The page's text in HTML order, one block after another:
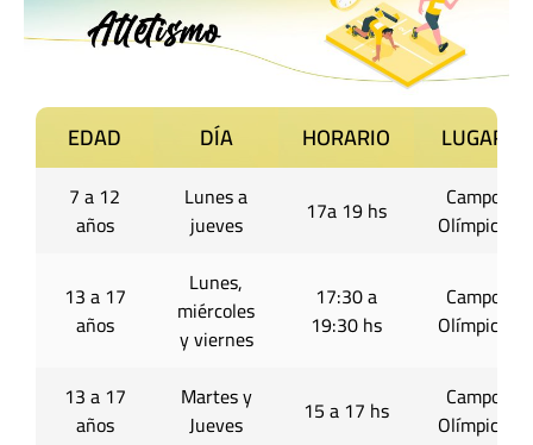
EDAD DÍA HORARIO LUGAR
7 a 12
años
Lunes a
jueves
17a 19 hs
Campo
Olímpico
13 a 17
años
Lunes,
miércoles
y viernes
17:30 a
19:30 hs
Campo
Olímpico
13 a 17
años
Martes y
Jueves
15 a 17 hs
Campo
Olímpico